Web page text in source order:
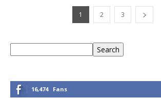
1 2 3
Search
16,474 Fans